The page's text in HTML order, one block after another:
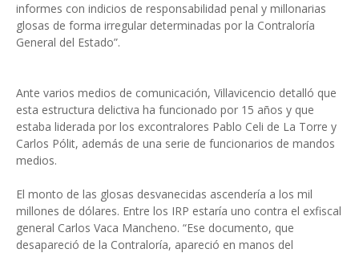
informes con indicios de responsabilidad penal y millonarias
glosas de forma irregular determinadas por la Contraloría
General del Estado”.
Ante varios medios de comunicación, Villavicencio detalló que
esta estructura delictiva ha funcionado por 15 años y que
estaba liderada por los excontralores Pablo Celi de La Torre y
Carlos Pólit, además de una serie de funcionarios de mandos
medios.
El monto de las glosas desvanecidas ascendería a los mil
millones de dólares. Entre los IRP estaría uno contra el exfiscal
general Carlos Vaca Mancheno. “Ese documento, que
desapareció de la Contraloría, apareció en manos del